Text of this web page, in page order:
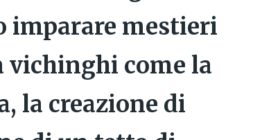
imparare mestieri
vichinghi come la
la creazione di